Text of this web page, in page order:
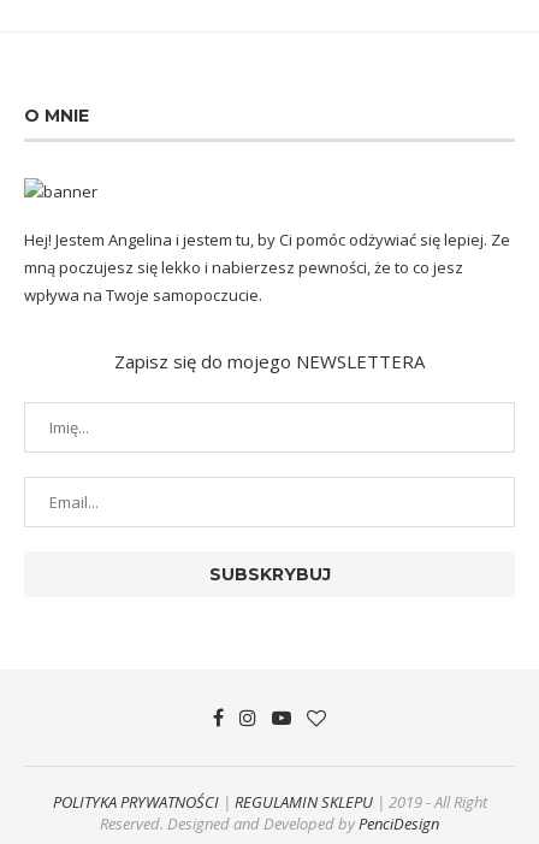
O MNIE
Hej! Jestem Angelina i jestem tu, by Ci pomóc odżywiać się lepiej. Ze
mną poczujesz się lekko i nabierzesz pewności, że to co jesz
wpływa na Twoje samopoczucie.
Zapisz się do mojego NEWSLETTERA
POLITYKA PRYWATNOŚCI| REGULAMIN SKLEPU| 2019 - All Right
Reserved. Designed and Developed byPenciDesign